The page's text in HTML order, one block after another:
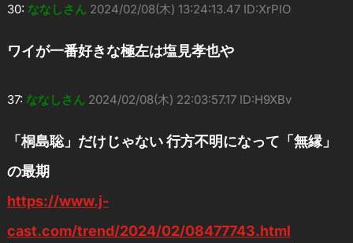
30: ななしさん 2024/02/08(木) 13:24:13.47 ID:XrPIO
ワイが一番好きな極左は塩見孝也や
37: ななしさん 2024/02/08(木) 22:03:57.17 ID:H9XBv
「桐島聡」だけじゃない 行方不明になって「無縁」
の最期
https://www.j-
cast.com/trend/2024/02/08477743.html